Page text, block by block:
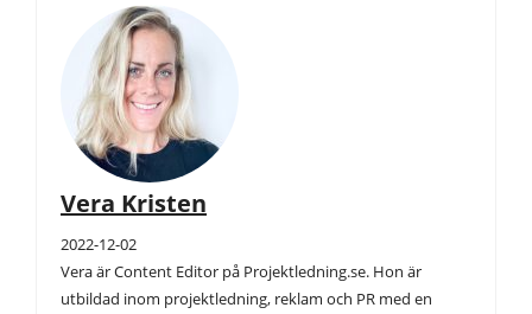
Vera Kristen
2022-12-02
Vera är Content Editor på Projektledning.se. Hon är
utbildad inom projektledning, reklam och PR med en